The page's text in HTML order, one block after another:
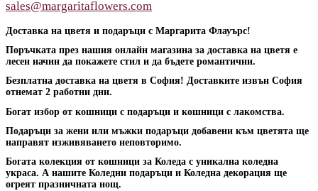
sales@margaritaflowers.com
Доставка на цветя и подаръци с Маргарита Флауърс!
Поръчката през нашия онлайн магазина за доставка на цветя е
лесен начин да покажете стил и да бъдете романтични.
Безплатна доставка на цветя в София! Доставките извън София
отнемат 2 работни дни.
Богат избор от кошници с подаръци и кошници с лакомства.
Подаръци за жени или мъжки подаръци добавени към цветята ще
направят изживяването неповторимо.
Богата колекция от кошници за Коледа с уникална коледна
украса. А нашите Коледни подаръци и Коледна декорация ще
огреят празничната нощ.